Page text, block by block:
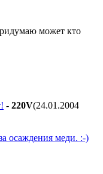
может кто
- 220V(24.01.2004
осаждения меди. :-)